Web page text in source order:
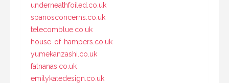
underneathfoiled.co.uk
spanosconcerns.co.uk
telecomblue.co.uk
house-of-hampers.co.uk
yumekanzashi.co.uk
fatnanas.co.uk
emilykatedesign.co.uk